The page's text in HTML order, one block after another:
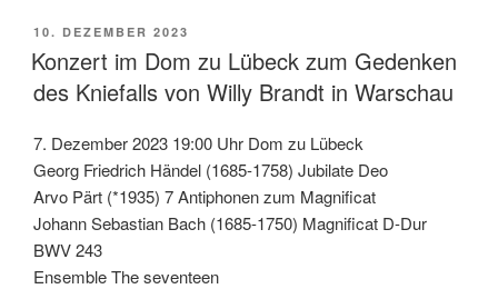
VERÖFFENTLICHT
AM
10. DEZEMBER 2023
Konzert im Dom zu Lübeck zum Gedenken
des Kniefalls von Willy Brandt in Warschau
7. Dezember 2023 19:00 Uhr Dom zu Lübeck
Georg Friedrich Händel (1685-1758) Jubilate Deo
Arvo Pärt (*1935) 7 Antiphonen zum Magnificat
Johann Sebastian Bach (1685-1750) Magnificat D-Dur
BWV 243
Ensemble The seventeen